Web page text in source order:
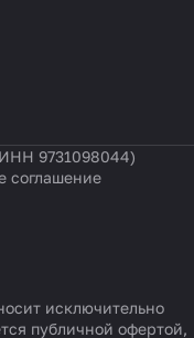
9731098044)
соглашение
исключительно
публичной офертой,